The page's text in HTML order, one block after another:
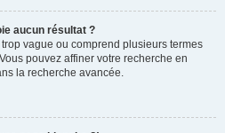
aucun résultat ?
vague ou comprend plusieurs termes
pouvez affiner votre recherche en
la recherche avancée.